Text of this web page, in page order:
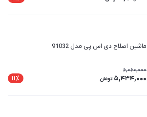
ماشین اصلاح دی اس پی مدل 91032
6,060,000
5,434,000 تومان 11٪